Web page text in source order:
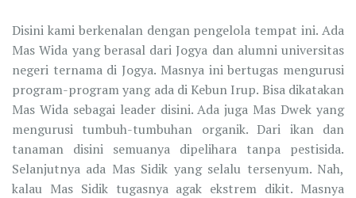
Disini kami berkenalan dengan pengelola tempat ini. Ada
Mas Wida yang berasal dari Jogya dan alumni universitas
negeri ternama di Jogya. Masnya ini bertugas mengurusi
program-program yang ada di Kebun Irup. Bisa dikatakan
Mas Wida sebagai leader disini. Ada juga Mas Dwek yang
mengurusi tumbuh-tumbuhan organik. Dari ikan dan
tanaman disini semuanya dipelihara tanpa pestisida.
Selanjutnya ada Mas Sidik yang selalu tersenyum. Nah,
kalau Mas Sidik tugasnya agak ekstrem dikit. Masnya